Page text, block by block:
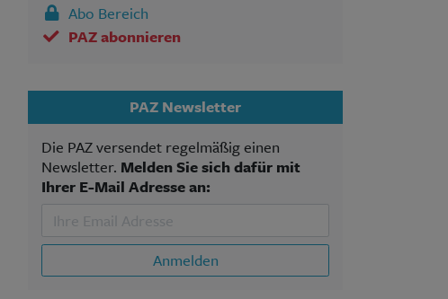
Abo Bereich
PAZ abonnieren
PAZ Newsletter
Die PAZ versendet regelmäßig einen
Newsletter. Melden Sie sich dafür mit
Ihrer E-Mail Adresse an:
Anmelden